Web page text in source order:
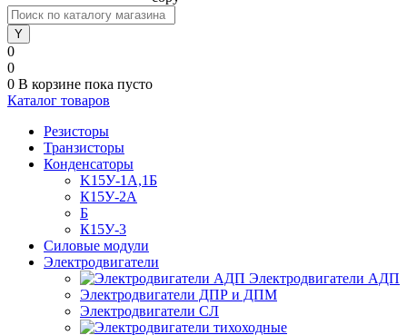
0
0
0 В корзине пока пусто
Каталог товаров
Резисторы
Транзисторы
Конденсаторы
K15У-1А,1Б
К15У-2А
Б
К15У-3
Силовые модули
Электродвигатели
Электродвигатели АДП
Электродвигатели ДПР и ДПМ
Электродвигатели СЛ